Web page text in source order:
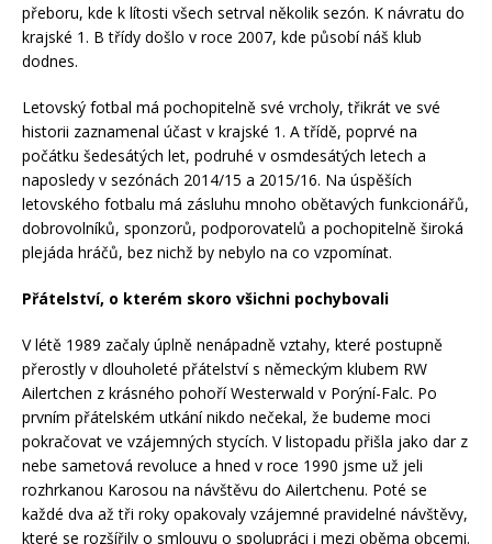
přeboru, kde k lítosti všech setrval několik sezón. K návratu do
krajské 1. B třídy došlo v roce 2007, kde působí náš klub
dodnes.
Letovský fotbal má pochopitelně své vrcholy, třikrát ve své
historii zaznamenal účast v krajské 1. A třídě, poprvé na
počátku šedesátých let, podruhé v osmdesátých letech a
naposledy v sezónách 2014/15 a 2015/16. Na úspěších
letovského fotbalu má zásluhu mnoho obětavých funkcionářů,
dobrovolníků, sponzorů, podporovatelů a pochopitelně široká
plejáda hráčů, bez nichž by nebylo na co vzpomínat.
Přátelství, o kterém skoro všichni pochybovali
V létě 1989 začaly úplně nenápadně vztahy, které postupně
přerostly v dlouholeté přátelství s německým klubem RW
Ailertchen z krásného pohoří Westerwald v Porýní-Falc. Po
prvním přátelském utkání nikdo nečekal, že budeme moci
pokračovat ve vzájemných stycích. V listopadu přišla jako dar z
nebe sametová revoluce a hned v roce 1990 jsme už jeli
rozhrkanou Karosou na návštěvu do Ailertchenu. Poté se
každé dva až tři roky opakovaly vzájemné pravidelné návštěvy,
které se rozšířily o smlouvu o spolupráci i mezi oběma obcemi.